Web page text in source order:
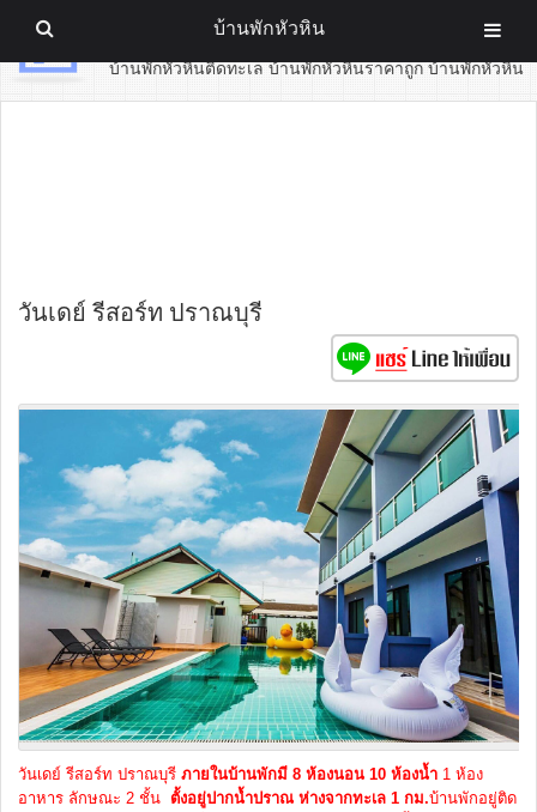
บ้านพักหัวหิน
บ้านพักหัวหินติดทะเล บ้านพักหัวหินราคาถูก บ้านพักหัวหิน
วันเดย์ รีสอร์ท ปราณบุรี
วันเดย์ รีสอร์ท ปราณบุรี ภายในบ้านพักมี 8 ห้องนอน 10 ห้องน้ำ 1 ห้อง
อาหาร ลักษณะ 2 ชั้น ตั้งอยู่ปากน้ำปราณ ห่างจากทะเล 1 กม.บ้านพักอยู่ติด
บ้านพักหัวหิน